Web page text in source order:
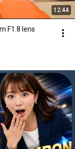
12:44
F1.8 lens